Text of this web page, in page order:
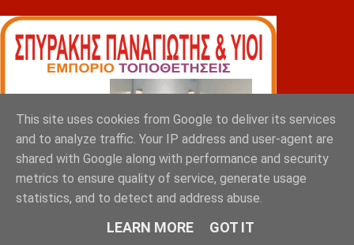
This site uses cookies from Google to deliver its services
and to analyze traffic. Your IP address and user-agent are
shared with Google along with performance and security
metrics to ensure quality of service, generate usage
statistics, and to detect and address abuse.
LEARN MORE GOT IT